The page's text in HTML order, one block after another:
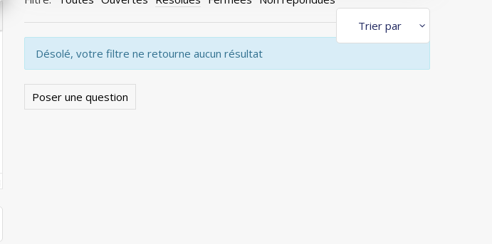
Désolé, votre filtre ne retourne aucun résultat
Poser une question